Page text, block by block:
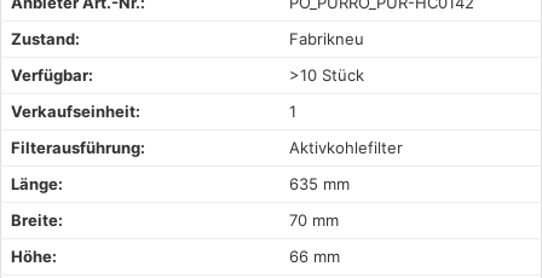
Zustand:
Fabrikneu
Verfügbar:
>10 Stück
Verkaufseinheit:
1
Filterausführung:
Aktivkohlefilter
Länge:
635 mm
Breite:
70 mm
Höhe:
66 mm